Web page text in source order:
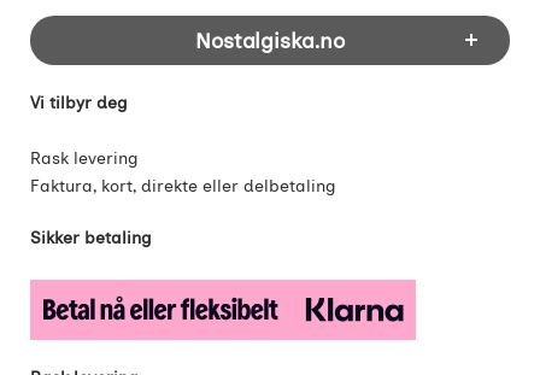
Footer-innhold Blandet informasjon og
Nostalgiska.no
Vi tilbyr deg
Rask levering
Faktura, kort, direkte eller delbetaling
Sikker betaling